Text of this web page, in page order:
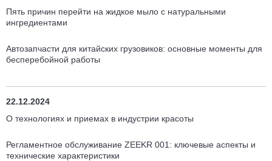
Пять причин перейти на жидкое мыло с натуральными
ингредиентами
Автозапчасти для китайских грузовиков: основные моменты для
бесперебойной работы
22.12.2024
О технологиях и приемах в индустрии красоты
Регламентное обслуживание ZEEKR 001: ключевые аспекты и
технические характеристики